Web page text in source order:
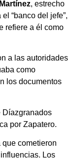
, estrecho
“banco del jefe”,
refiere a él como
a las autoridades
como
los documentos
Díazgranados
por Zapatero.
cometieron
Los